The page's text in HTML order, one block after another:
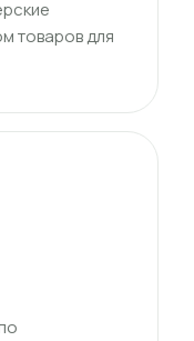
товаров для